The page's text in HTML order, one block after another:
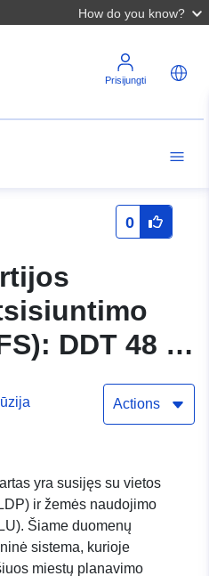
How do you know?
Prisijungti
0
DDT 48 –
Actions
yra susijęs su vietos
ir žemės naudojimo
Šiame duomenų
sistema, kurioje
miestų planavimo